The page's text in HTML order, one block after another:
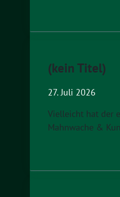
(kein Titel)
27. Juli 2026
Vielleicht hat der
Mahnwache &